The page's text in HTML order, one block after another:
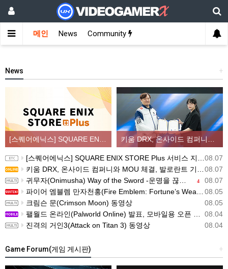
메인 News Community
+
News
키움 DRX, 온사이드 컴퍼니와 MOU 체결, 발로란트 기반 콘텐츠 생태계 확장
08.07
[스퀘어에닉스] SQUARE ENIX STORE Plus 서비스 지역 확대, 인기 신상품 라인업 순차적 입고
08.07
키움 DRX, 온사이드 컴퍼니와 MOU 체결, 발로란트 기반 콘텐츠 생태계 확장
4 08.07
귀무자(Onimusha) Way of the Sword -운명을 끊는 자 트레일러
08.05
파이어 엠블렘 만자천홍(Fire Emblem: Fortune’s Weave) 스크린샷과 동영상(한국어 자막)
08.05
크림슨 문(Crimson Moon) 동영상
08.04
팰월드 온라인(Palworld Online) 발표, 모바일용 오픈 월드 멀티플레이 생존 크래프트
08.04
진격의 거인3(Attack on Titan 3) 동영상
+
Game Forum(게임 게시판)